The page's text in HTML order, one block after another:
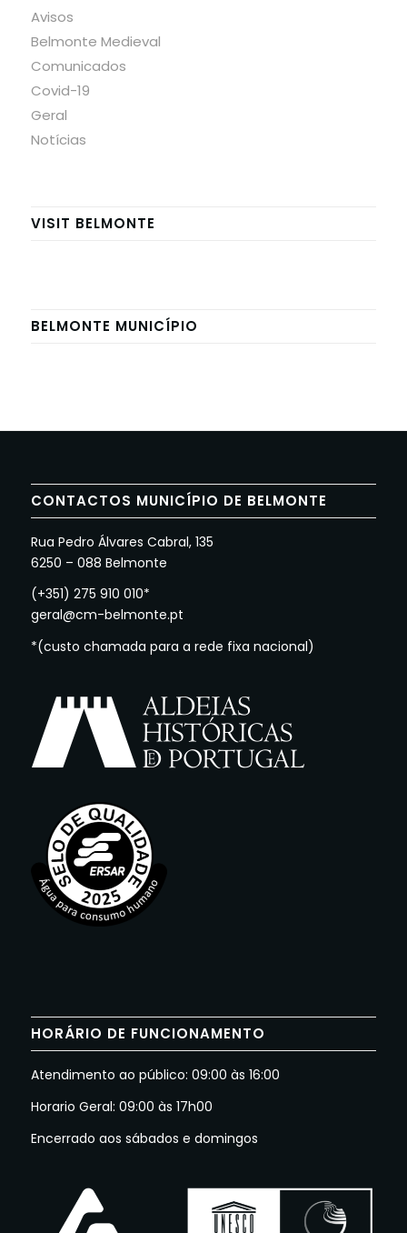
Avisos
Belmonte Medieval
Comunicados
Covid-19
Geral
Notícias
VISIT BELMONTE
BELMONTE MUNICÍPIO
CONTACTOS MUNICÍPIO DE BELMONTE
Rua Pedro Álvares Cabral, 135
6250 – 088 Belmonte
(+351) 275 910 010*
geral@cm-belmonte.pt
*(custo chamada para a rede fixa nacional)
HORÁRIO DE FUNCIONAMENTO
Atendimento ao público: 09:00 às 16:00
Horario Geral: 09:00 às 17h00
Encerrado aos sábados e domingos